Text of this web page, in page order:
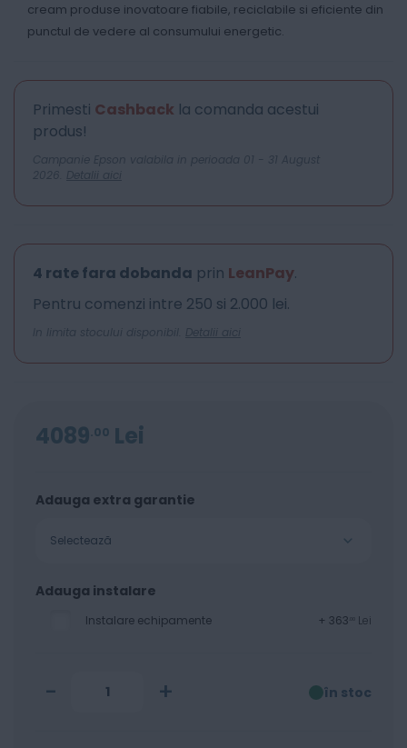
cream produse inovatoare fiabile, reciclabile si eficiente din
punctul de vedere al consumului energetic.
Primesti Cashback la comanda acestui
produs!
Campanie Epson valabila in perioada 01 - 31 August
2026. Detalii aici
4 rate fara dobanda prin LeanPay.
Pentru comenzi intre 250 si 2.000 lei.
In limita stocului disponibil. Detalii aici
4089 00 Lei
Adauga extra garantie
Selectează
Adauga instalare
Instalare echipamente + 363 Lei
- + în stoc